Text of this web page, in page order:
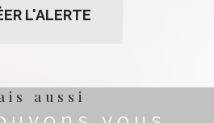
L'ALERTE
aussi